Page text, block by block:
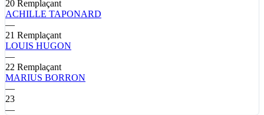
20 Remplaçant
ACHILLE TAPONARD
—
21 Remplaçant
LOUIS HUGON
—
22 Remplaçant
MARIUS BORRON
—
23
—